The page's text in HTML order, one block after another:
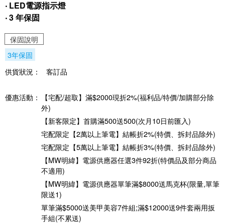
‧ LED電源指示燈
‧ 3 年保固
保固說明
3年保固
供貨狀況：
客訂品
優惠活動：
【宅配/超取】滿$2000現折2%(福利品/特價/加購部分除
外)
【新客限定】首購滿500送500(次月10日前匯入)
宅配限定【2萬以上筆電】結帳折2%(特價、拆封品除外)
宅配限定【5萬以上筆電】結帳折3%(特價、拆封品除外)
【MW明緯】電源供應器任選3件92折(特價品及部分商品
不適用)
【MW明緯】電源供應器單筆滿$8000送馬克杯(限量,單筆
限送1)
單筆滿$5000送美甲美容7件組;滿$12000送9件套兩用扳
手組(不累送)